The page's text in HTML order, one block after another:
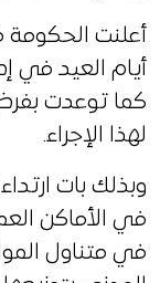
أعلنت الحكومة
أيام العيد في
كما توعدت
لهذا الإجراء.
وبذلك بات
في الأماكن
في متناول